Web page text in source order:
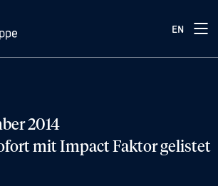
EN
2014
mit Impact Faktor gelistet